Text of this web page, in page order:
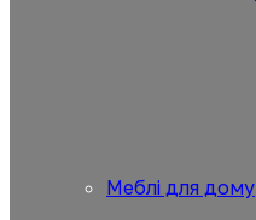
Меблі для дому